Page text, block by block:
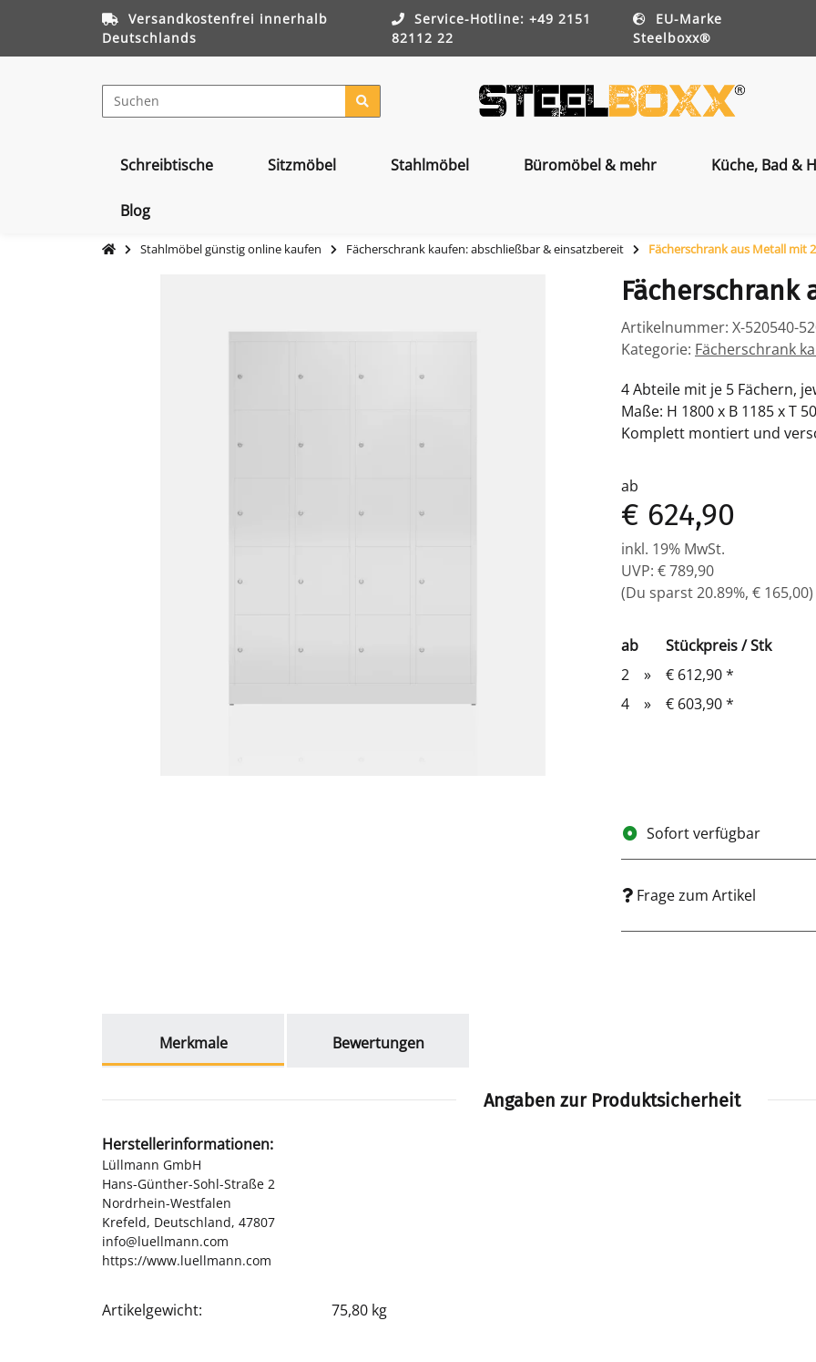
Versandkostenfrei innerhalb
Deutschlands
Service-Hotline: +49 2151
82112 22
EU-Marke
Steelboxx®
Schreibtische Sitzmöbel Stahlmöbel Büromöbel & mehr Küche, Bad &
Blog
Stahlmöbel günstig online kaufen Fächerschrank kaufen: abschließbar & einsatzbereit Fächerschrank aus Metall mit
Fächerschrank
Artikelnummer: X-520540-
Kategorie: Fächerschrank
4 Abteile mit je 5 Fächern,
Maße: H 1800 x B 1185 x T
Komplett montiert und
ab
€ 624,90
inkl. 19% MwSt.
UVP: € 789,90
(Du sparst20.89%, € 165,00)
ab
Stückpreis / Stk
2
» € 612,90*
4
» € 603,90*
Sofort verfügbar
Frage zum Artikel
Merkmale
Bewertungen
Angaben zur Produktsicherheit
Herstellerinformationen:
Lüllmann GmbH
Hans-Günther-Sohl-Straße 2
Nordrhein-Westfalen
Krefeld, Deutschland, 47807
info@luellmann.com
https://www.luellmann.com
Produkteigenschaft
Wert
Artikelgewicht: 75,80 kg